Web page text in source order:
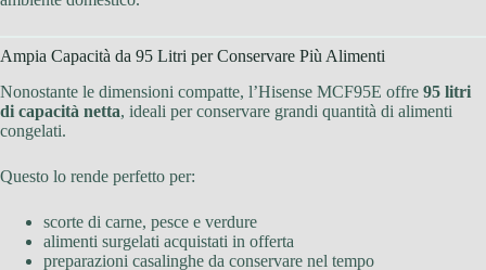
Ampia Capacità da 95 Litri per Conservare Più Alimenti
Nonostante le dimensioni compatte, l’Hisense MCF95E offre 95 litri
di capacità netta, ideali per conservare grandi quantità di alimenti
congelati.
Questo lo rende perfetto per:
scorte di carne, pesce e verdure
alimenti surgelati acquistati in offerta
preparazioni casalinghe da conservare nel tempo